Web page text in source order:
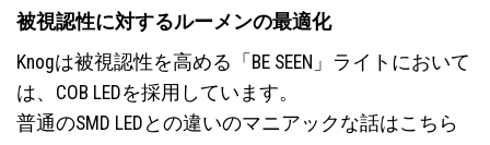
被視認性に対するルーメンの最適化
Knogは被視認性を高める「BE SEEN」ライトにおいて
は、COB LEDを採用しています。
普通のSMD LEDとの違いのマニアックな話はこちら